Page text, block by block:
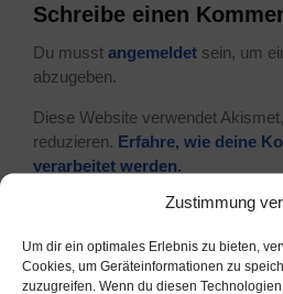
Zustimmung
Um dir ein optimales Erlebnis zu bieten,
Cookies, um Geräteinformationen zu
zuzugreifen. Wenn du diesen
Schreibe einen
Du musst angemeldet sein, um
abzugeben.
Diese Website verwendet
reduzieren. Erfahre, wie deine
verarbeitet werden.
Suchen
nach: